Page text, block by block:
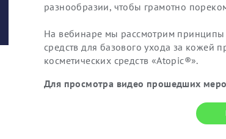
разнообразии, чтобы грамотно
На вебинаре мы рассмотрим принципы
средств для базового ухода за кожей
косметических средств «Atopic®».
Для просмотра видео прошедших